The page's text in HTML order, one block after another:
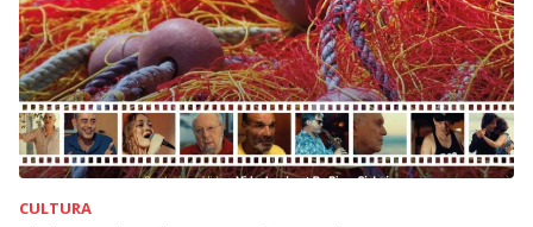
CULTURA